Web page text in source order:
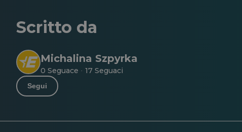
Scritto da
Michalina Szpyrka
0 Seguace · 17 Seguaci
Segui